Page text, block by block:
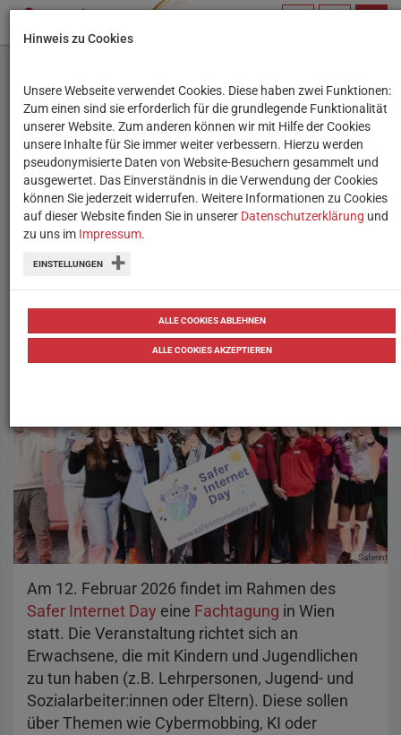
Für Fachtagung '26:
Engagierte Jugendliche
gesucht
Gemeinsam mit Saferinternet.at das
Programm gestalten
Am 12. Februar 2026 findet im Rahmen des
Safer Internet Day eine Fachtagung in Wien
statt. Die Veranstaltung richtet sich an
Erwachsene, die mit Kindern und Jugendlichen
zu tun haben (z.B. Lehrpersonen, Jugend- und
Sozialarbeiter:innen oder Eltern). Diese sollen
über Themen wie Cybermobbing, KI oder
Hinweis zu Cookies
Unsere Webseite verwendet Cookies. Diese haben zwei Funktionen:
Zum einen sind sie erforderlich für die grundlegende Funktionalität
unserer Website. Zum anderen können wir mit Hilfe der Cookies
unsere Inhalte für Sie immer weiter verbessern. Hierzu werden
pseudonymisierte Daten von Website-Besuchern gesammelt und
ausgewertet. Das Einverständnis in die Verwendung der Cookies
können Sie jederzeit widerrufen. Weitere Informationen zu Cookies
auf dieser Website finden Sie in unserer Datenschutzerklärung und
zu uns im Impressum.
EINSTELLUNGEN
ALLE COOKIES ABLEHNEN
ALLE COOKIES AKZEPTIEREN